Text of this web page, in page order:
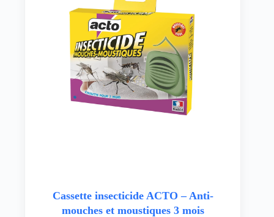
Cassette insecticide ACTO – Anti-
mouches et moustiques 3 mois